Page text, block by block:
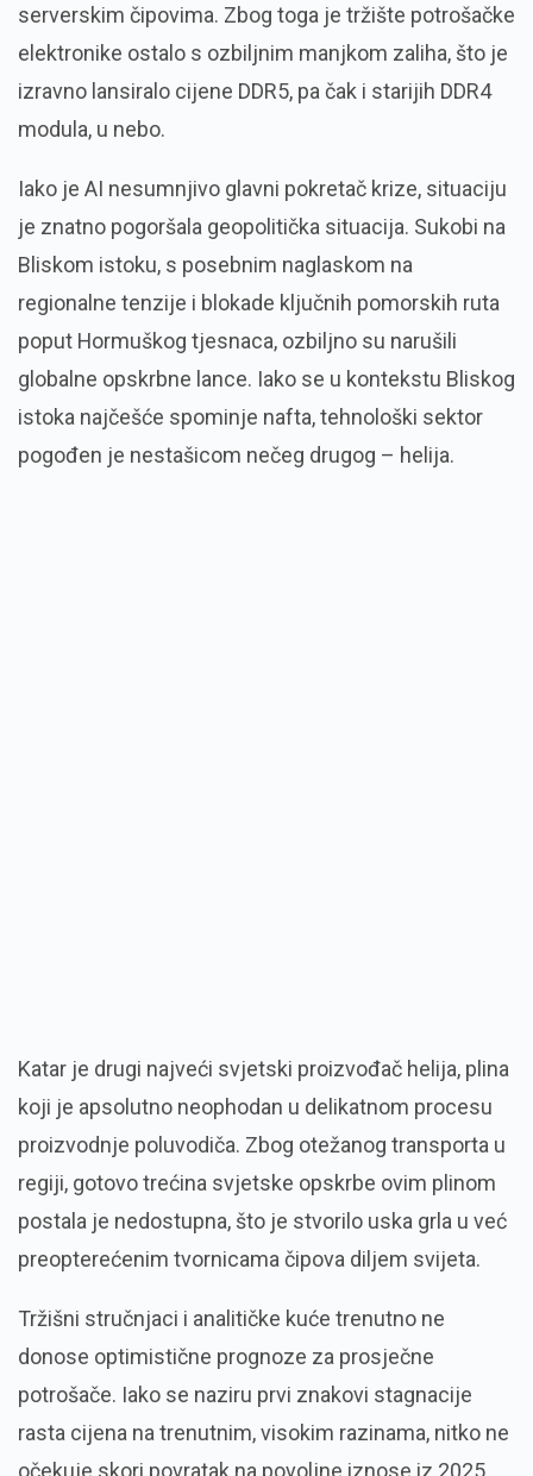
serverskim čipovima. Zbog toga je tržište potrošačke
elektronike ostalo s ozbiljnim manjkom zaliha, što je
izravno lansiralo cijene DDR5, pa čak i starijih DDR4
modula, u nebo.
Iako je AI nesumnjivo glavni pokretač krize, situaciju
je znatno pogoršala geopolitička situacija. Sukobi na
Bliskom istoku, s posebnim naglaskom na
regionalne tenzije i blokade ključnih pomorskih ruta
poput Hormuškog tjesnaca, ozbiljno su narušili
globalne opskrbne lance. Iako se u kontekstu Bliskog
istoka najčešće spominje nafta, tehnološki sektor
pogođen je nestašicom nečeg drugog – helija.
Katar je drugi najveći svjetski proizvođač helija, plina
koji je apsolutno neophodan u delikatnom procesu
proizvodnje poluvodiča. Zbog otežanog transporta u
regiji, gotovo trećina svjetske opskrbe ovim plinom
postala je nedostupna, što je stvorilo uska grla u već
preopterećenim tvornicama čipova diljem svijeta.
Tržišni stručnjaci i analitičke kuće trenutno ne
donose optimistične prognoze za prosječne
potrošače. Iako se naziru prvi znakovi stagnacije
rasta cijena na trenutnim, visokim razinama, nitko ne
očekuje skori povratak na povoljne iznose iz 2025.